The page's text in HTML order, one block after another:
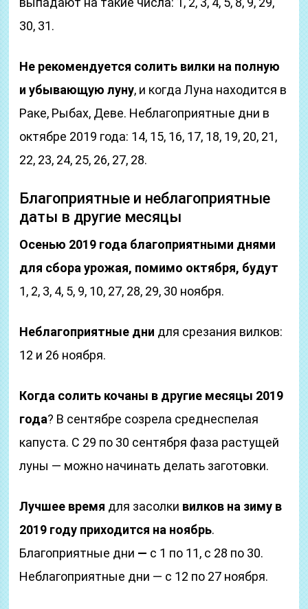
30, 31.
Не рекомендуется солить вилки на полную
и убывающую луну, и когда Луна находится в
Раке, Рыбах, Деве. Неблагоприятные дни в
октябре 2019 года: 14, 15, 16, 17, 18, 19, 20, 21,
22, 23, 24, 25, 26, 27, 28.
Благоприятные и неблагоприятные
даты в другие месяцы
Осенью 2019 года благоприятными днями
для сбора урожая, помимо октября, будут
1, 2, 3, 4, 5, 9, 10, 27, 28, 29, 30 ноября.
Неблагоприятные дни для срезания вилков:
12 и 26 ноября.
Когда солить кочаны в другие месяцы 2019
года? В сентябре созрела среднеспелая
капуста. С 29 по 30 сентября фаза растущей
луны — можно начинать делать заготовки.
Лучшее время для засолки вилков на зиму в
2019 году приходится на ноябрь.
Благоприятные дни — с 1 по 11, с 28 по 30.
Неблагоприятные дни — с 12 по 27 ноября.